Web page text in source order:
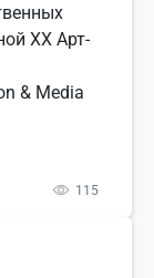
ХХ Арт-
& Media
115